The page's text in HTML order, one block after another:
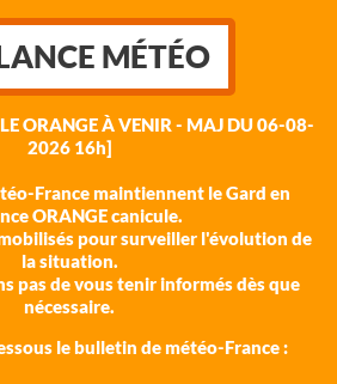
MÉTÉO
ORANGE À VENIR - MAJ DU 06-08-
2026 16h]
France maintiennent le Gard en
ORANGE canicule.
pour surveiller l'évolution de
la situation.
pas de vous tenir informés dès que
nécessaire.
le bulletin de météo-France :